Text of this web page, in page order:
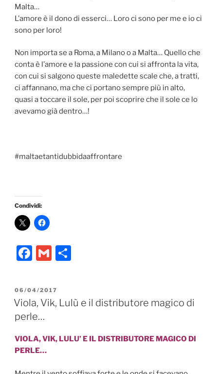
Malta…
L’amore è il dono di esserci… Loro ci sono per me e io ci
sono per loro!
Non importa se a Roma, a Milano o a Malta… Quello che
conta è l’amore e la passione con cui si affronta la vita,
con cui si salgono queste maledette scale che, a tratti,
ci affannano, ma che ci portano sempre più in alto,
quasi a toccare il sole, per poi scoprire che il sole ce lo
avevamo già dentro…!
#maltaetantidubbidaaffrontare
Condividi:
F
c
e
b
o
o
G
ai
l
di
di
PUBBLICATO
IL
06/04/2017
Viola, Vik, Lulù e il distributore magico di
perle…
VIOLA, VIK, LULU’ E IL DISTRIBUTORE MAGICO DI
PERLE…